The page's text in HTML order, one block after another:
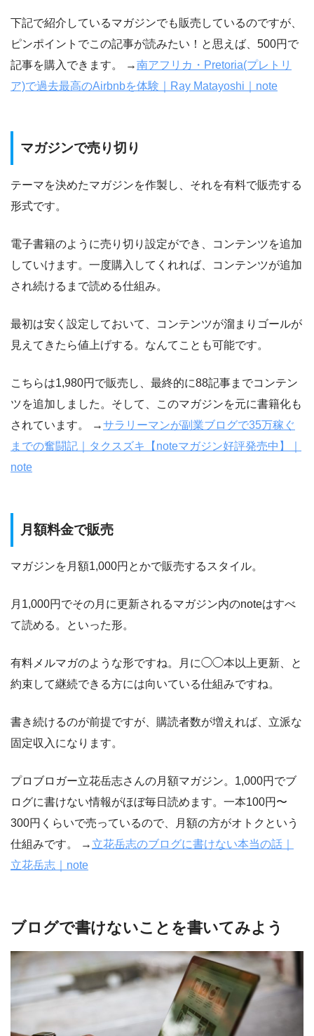
下記で紹介しているマガジンでも販売しているのですが、
ピンポイントでこの記事が読みたい！と思えば、500円で
記事を購入できます。 →南アフリカ・Pretoria(プレトリ
ア)で過去最高のAirbnbを体験｜Ray Matayoshi｜note
マガジンで売り切り
テーマを決めたマガジンを作製し、それを有料で販売する
形式です。
電子書籍のように売り切り設定ができ、コンテンツを追加
していけます。一度購入してくれれば、コンテンツが追加
され続けるまで読める仕組み。
最初は安く設定しておいて、コンテンツが溜まりゴールが
見えてきたら値上げする。なんてことも可能です。
こちらは1,980円で販売し、最終的に88記事までコンテン
ツを追加しました。そして、このマガジンを元に書籍化も
されています。 →サラリーマンが副業ブログで35万稼ぐ
までの奮闘記｜タクスズキ【noteマガジン好評発売中】｜
note
月額料金で販売
マガジンを月額1,000円とかで販売するスタイル。
月1,000円でその月に更新されるマガジン内のnoteはすべ
て読める。といった形。
有料メルマガのような形ですね。月に◯◯本以上更新、と
約束して継続できる方には向いている仕組みですね。
書き続けるのが前提ですが、購読者数が増えれば、立派な
固定収入になります。
プロブロガー立花岳志さんの月額マガジン。1,000円でブ
ログに書けない情報がほぼ毎日読めます。一本100円〜
300円くらいで売っているので、月額の方がオトクという
仕組みです。 → 立花岳志のブログに書けない本当の話｜
立花岳志｜note
ブログで書けないことを書いてみよう